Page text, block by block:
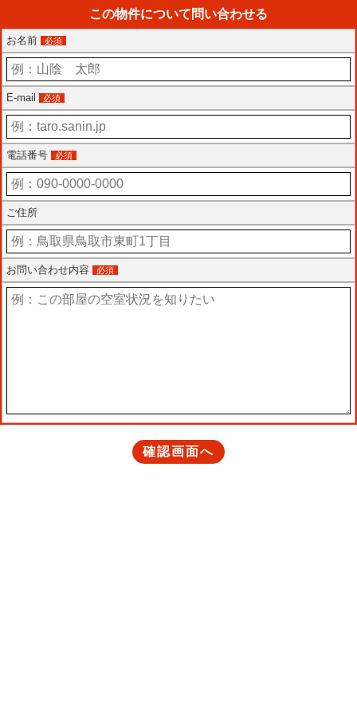
この物件について問い合わせる
お名前 必須
E-mail 必須
電話番号 必須
ご住所
お問い合わせ内容 必須